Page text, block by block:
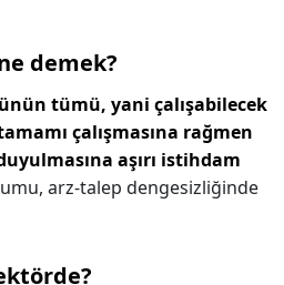
demek?
tümü, yani çalışabilecek
çalışmasına rağmen
aşırı istihdam
arz-talep dengesizliğinde